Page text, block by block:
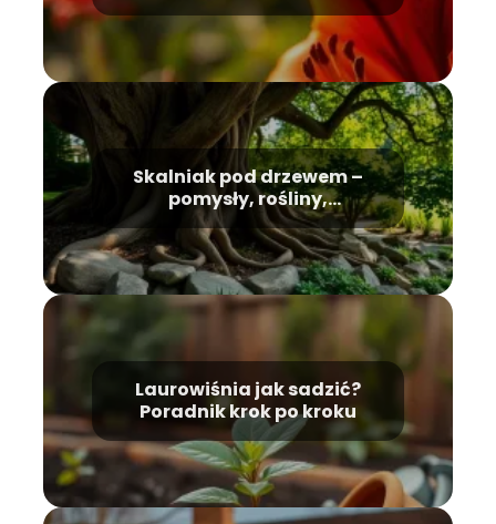
Skalniak pod drzewem –
pomysły, rośliny,
pielęgnacja
Laurowiśnia jak sadzić?
Poradnik krok po kroku